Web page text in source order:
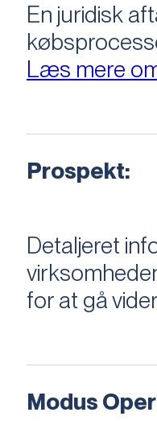
En juridisk
Læs mere
Prospekt:
Detaljeret
for at gå
Modus